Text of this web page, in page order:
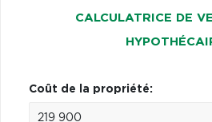
CALCULATRICE DE
Coût de la propriété: